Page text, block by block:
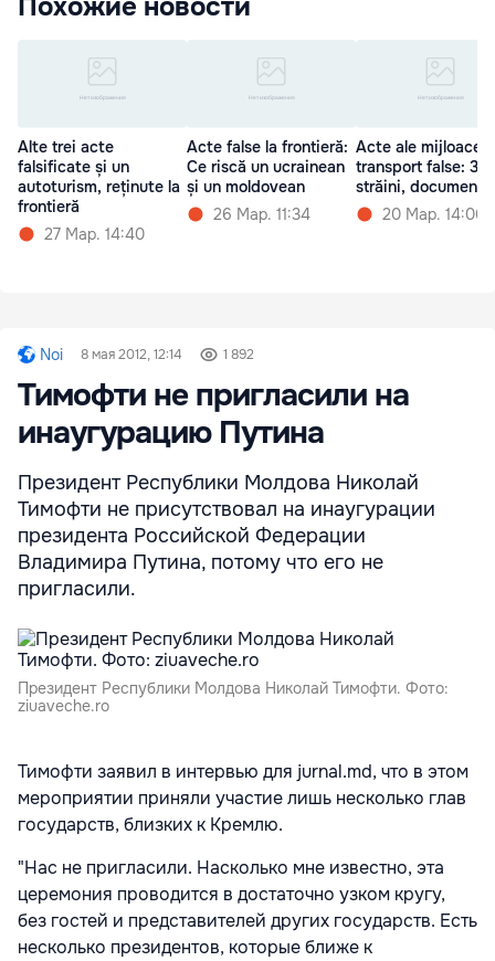
Похожие новости
Alte trei acte
falsificate și un
autoturism, reținute la
frontieră
27 Мар. 14:40
Acte false la frontieră:
Ce riscă un ucrainean
și un moldovean
26 Мар. 11:34
Acte ale
transport false: 3
străini,
20 Мар. 14:06
Noi 8 мая 2012, 12:14 1 892
Тимофти не пригласили на
инаугурацию Путина
Президент Республики Молдова Николай
Тимофти не присутствовал на инаугурации
президента Российской Федерации
Владимира Путина, потому что его не
пригласили.
Президент Республики Молдова Николай Тимофти. Фото:
ziuaveche.ro
Тимофти заявил в интервью для jurnal.md, что в этом
мероприятии приняли участие лишь несколько глав
государств, близких к Кремлю.
"Нас не пригласили. Насколько мне известно, эта
церемония проводится в достаточно узком кругу,
без гостей и представителей других государств. Есть
несколько президентов, которые ближе к